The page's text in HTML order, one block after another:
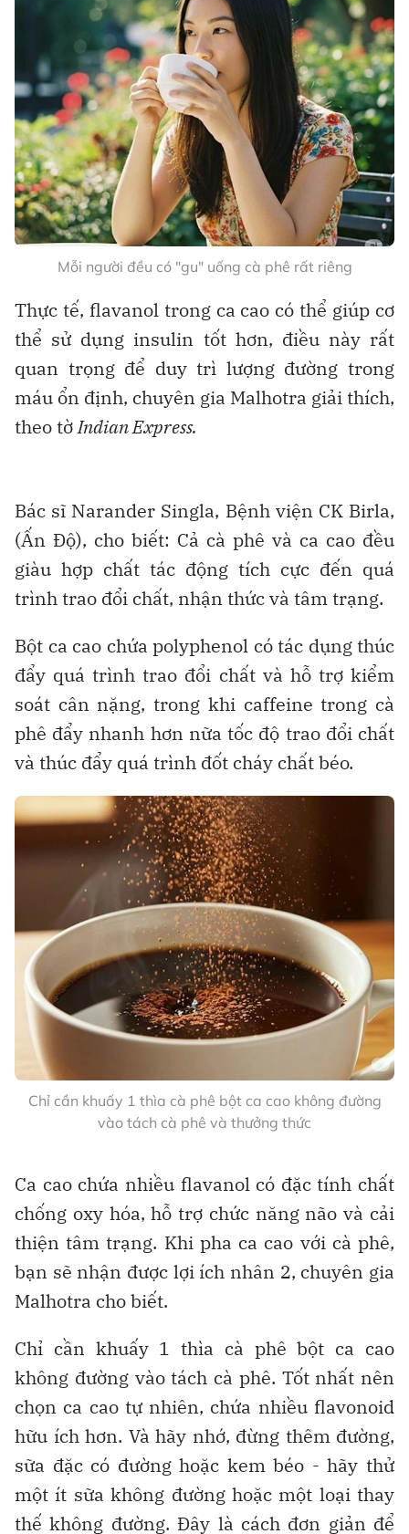
Mỗi người đều có "gu" uống cà phê rất riêng
Thực tế, flavanol trong ca cao có thể giúp cơ
thể sử dụng insulin tốt hơn, điều này rất
quan trọng để duy trì lượng đường trong
máu ổn định, chuyên gia Malhotra giải thích,
theo tờIndian Express.
Bác sĩ Narander Singla, Bệnh viện CK Birla,
(Ấn Độ), cho biết: Cả cà phê và ca cao đều
giàu hợp chất tác động tích cực đến quá
trình trao đổi chất, nhận thức và tâm trạng.
Bột ca cao chứa polyphenol có tác dụng thúc
đẩy quá trình trao đổi chất và hỗ trợ kiểm
soát cân nặng, trong khi caffeine trong cà
phê đẩy nhanh hơn nữa tốc độ trao đổi chất
và thúc đẩy quá trình đốt cháy chất béo.
Chỉ cần khuấy 1 thìa cà phê bột ca cao không đường
vào tách cà phê và thưởng thức
Ca cao chứa nhiều flavanol có đặc tính chất
chống oxy hóa, hỗ trợ chức năng não và cải
thiện tâm trạng. Khi pha ca cao với cà phê,
bạn sẽ nhận được lợi ích nhân 2, chuyên gia
Malhotra cho biết.
Chỉ cần khuấy 1 thìa cà phê bột ca cao
không đường vào tách cà phê. Tốt nhất nên
chọn ca cao tự nhiên, chứa nhiều flavonoid
hữu ích hơn. Và hãy nhớ, đừng thêm đường,
sữa đặc có đường hoặc kem béo - hãy thử
một ít sữa không đường hoặc một loại thay
thế không đường. Đây là cách đơn giản để